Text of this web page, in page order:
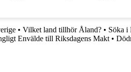
• Vilket land tillhör Åland? • Söka i
Envälde till Riksdagens Makt •